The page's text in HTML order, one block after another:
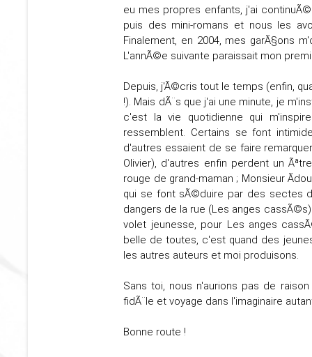
eu mes propres enfants, j'ai
puis des mini-romans et nous les
Finalement, en 2004, mes garÃ§ons
L'annÃ©e suivante paraissait mon
Depuis, j'Ã©cris tout le temps (enfin,
!). Mais dÃ¨s que j'ai une minute, je
c'est la vie quotidienne qui
ressemblent. Certains se font
d'autres essaient de se faire
Olivier), d'autres enfin perdent un
rouge de grand-maman ; Monsieur
qui se font sÃ©duire par des sectes
dangers de la rue (Les anges
volet jeunesse, pour Les anges
belle de toutes, c'est quand des
les autres auteurs et moi produisons.
Sans toi, nous n'aurions pas de
fidÃ¨le et voyage dans l'imaginaire
Bonne route !